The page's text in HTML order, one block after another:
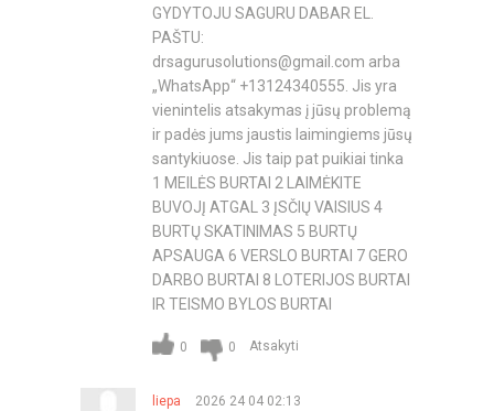
GYDYTOJU SAGURU DABAR EL.
PAŠTU:
drsagurusolutions@gmail.com arba
„WhatsApp“ +13124340555. Jis yra
vienintelis atsakymas į jūsų problemą
ir padės jums jaustis laimingiems jūsų
santykiuose. Jis taip pat puikiai tinka
1 MEILĖS BURTAI 2 LAIMĖKITE
BUVOJĮ ATGAL 3 ĮSČIŲ VAISIUS 4
BURTŲ SKATINIMAS 5 BURTŲ
APSAUGA 6 VERSLO BURTAI 7 GERO
DARBO BURTAI 8 LOTERIJOS BURTAI
IR TEISMO BYLOS BURTAI
0 0 Atsakyti
liepa 2026 24 04 02:13